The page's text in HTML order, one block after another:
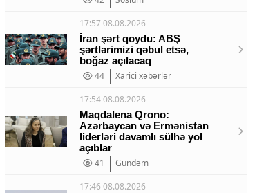
17:57 08.08.2026
İran şərt qoydu: ABŞ
şərtlərimizi qəbul etsə,
boğaz açılacaq
44
Xarici xəbərlər
17:54 08.08.2026
Maqdalena Qrono:
Azərbaycan və Ermənistan
liderləri davamlı sülhə yol
açıblar
41
Gündəm
17:46 08.08.2026